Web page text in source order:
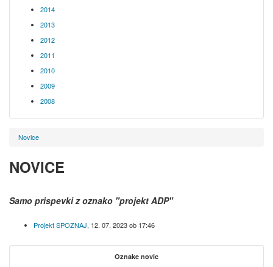
2014
2013
2012
2011
2010
2009
2008
Novice
NOVICE
Samo prispevki z oznako "projekt ADP"
Projekt SPOZNAJ, 12. 07. 2023 ob 17:46
Oznake novic